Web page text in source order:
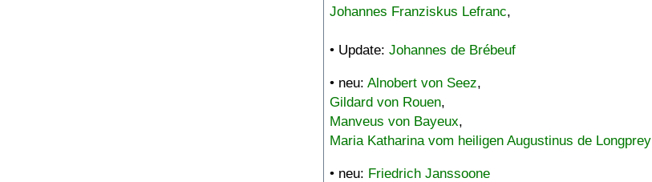
Johannes Franziskus Lefranc,
• Update: Johannes de Brébeuf
• neu: Alnobert von Seez,
Gildard von Rouen,
Manveus von Bayeux,
Maria Katharina vom heiligen Augustinus de Longprey
• neu: Friedrich Janssoone